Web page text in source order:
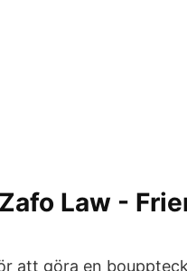
Law -
att göra en